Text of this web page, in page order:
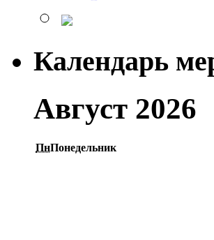
Календарь
Август 2026
ПнПонедельник